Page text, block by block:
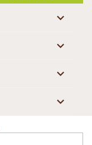



